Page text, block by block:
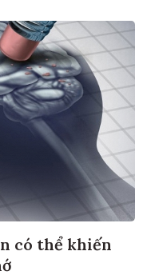
có thể khiến